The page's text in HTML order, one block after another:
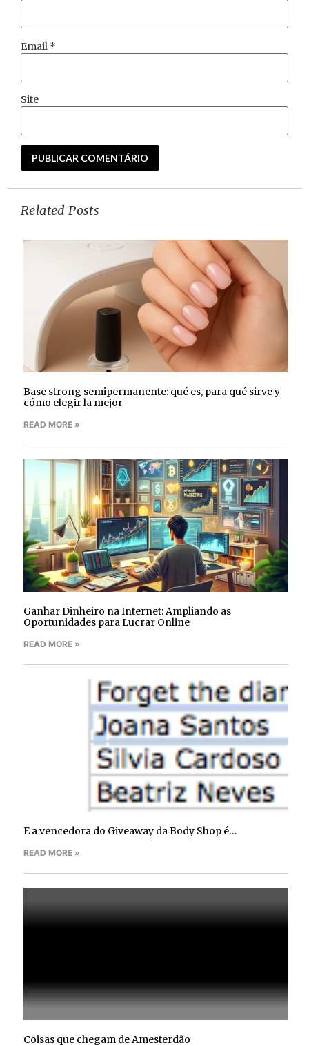
Email *
Site
Related Posts
Base strong semipermanente: qué es, para qué sirve y
cómo elegir la mejor
READ MORE »
Ganhar Dinheiro na Internet: Ampliando as
Oportunidades para Lucrar Online
READ MORE »
E a vencedora do Giveaway da Body Shop é…
READ MORE »
Coisas que chegam de Amesterdão